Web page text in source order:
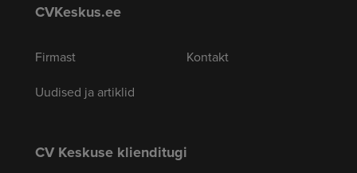
CVKeskus.ee
Firmast
Uudised ja artiklid
Kontakt
CV Keskuse klienditugi